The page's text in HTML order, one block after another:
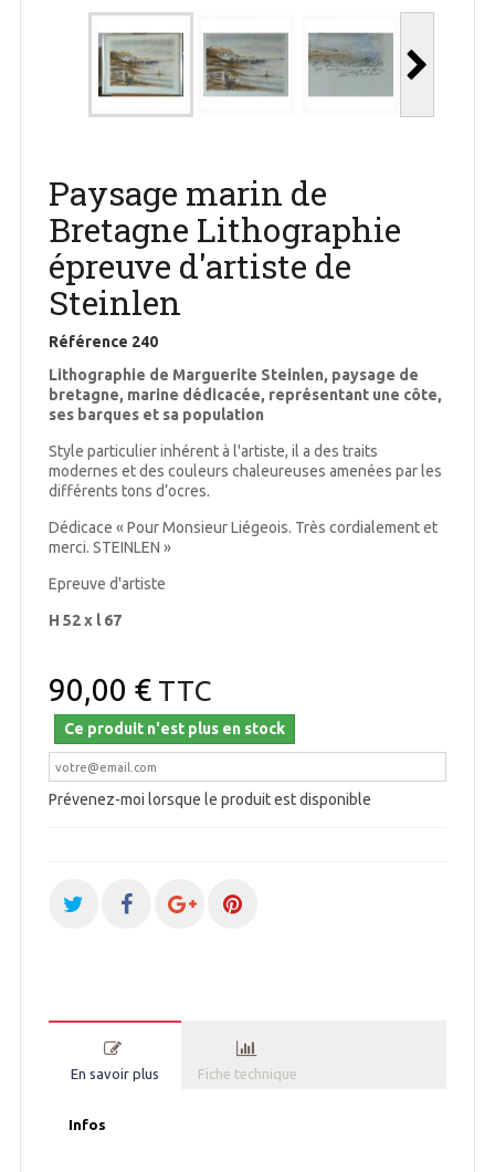
Paysage marin de
Bretagne Lithographie
épreuve d'artiste de
Steinlen
Référence 240
Lithographie de Marguerite Steinlen, paysage de
bretagne, marine dédicacée, représentant une côte,
ses barques et sa population
Style particulier inhérent à l'artiste, il a des traits
modernes et des couleurs chaleureuses amenées par les
différents tons d’ocres.
Dédicace « Pour Monsieur Liégeois. Très cordialement et
merci. STEINLEN »
Epreuve d'artiste
H 52 x l 67
90,00 €TTC
Ce produit n'est plus en stock
Prévenez-moi lorsque le produit est disponible
En savoir plus Fiche technique
Infos